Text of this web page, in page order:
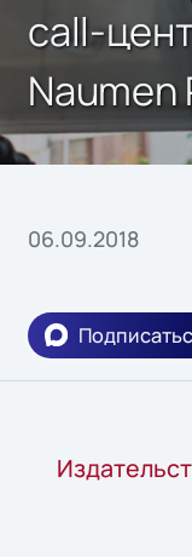
call-
Naumen
06.09.2018